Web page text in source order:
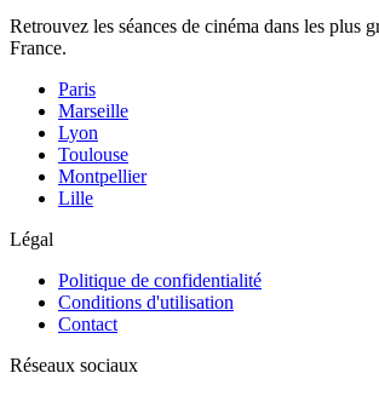
Retrouvez les séances de cinéma dans les plus
France.
Paris
Marseille
Lyon
Toulouse
Montpellier
Lille
Légal
Politique de confidentialité
Conditions d'utilisation
Contact
Réseaux sociaux